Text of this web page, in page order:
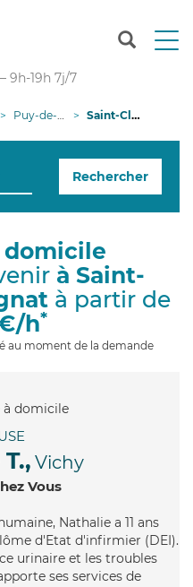
T
n
g
n
9h-19h 7j/7
Puy-de-Dôme Saint-Clément-de-Régnat
Rechercher
domicile
à Saint-
à partir de
h*
au moment de la demande
Vichy
Vous
Nathalie a 11 ans
d'Etat d'infirmier (DEI).
urinaire et les troubles
ses services de